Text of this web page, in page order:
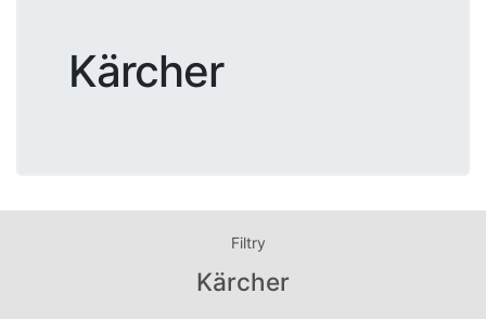
Kärcher
Filtry
Kärcher